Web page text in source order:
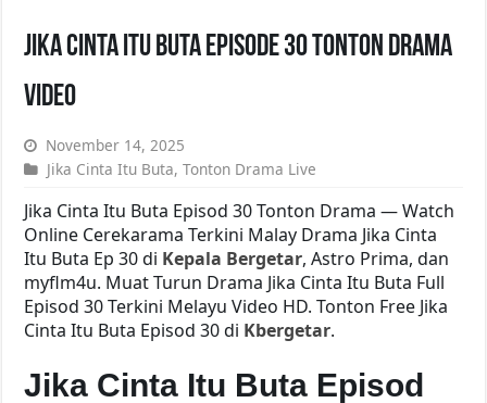
Jika Cinta Itu Buta Episode 30 Tonton Drama
Video
November 14, 2025
Jika Cinta Itu Buta,Tonton Drama Live
Jika Cinta Itu Buta Episod 30 Tonton Drama — Watch
Online Cerekarama Terkini Malay Drama Jika Cinta
Itu Buta Ep 30 di Kepala Bergetar, Astro Prima, dan
myflm4u. Muat Turun Drama Jika Cinta Itu Buta Full
Episod 30 Terkini Melayu Video HD. Tonton Free Jika
Cinta Itu Buta Episod 30 di Kbergetar.
Jika Cinta Itu Buta Episod